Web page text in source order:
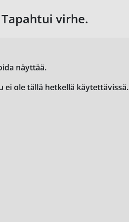
Tapahtui virhe.
näyttää.
ei ole tällä hetkellä käytettävissä.